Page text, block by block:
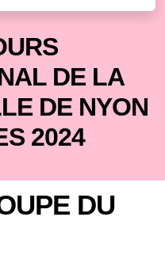
DE LA
DE NYON
2024
DU